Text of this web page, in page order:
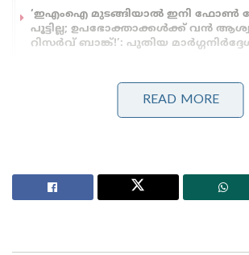
‘ഇഎംഐ മുടങ്ങിയാൽ ഇനി ഫോൺ
പൂട്ടില്ല; ഉപഭോക്താക്കൾക്ക് വൻ
റിസർവ് ബാങ്ക്!’: പുതിയ
2024 ഫെബ്രുവരി 18-നാണ്
നെടുമങ്ങാട് സ്വദേശിയായ
എസ്എഫ്ഐ പ്രവർത്തകരടക്കമുള്ള
സീനിയർ വിദ്യാർത്ഥികളും ചേർന്ന്
വിധേയനാക്കിയതായി വ്യക്തമായി.
READ MORE